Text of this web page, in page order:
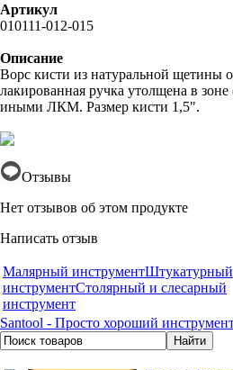
Артикул
010111-012-015
Описание
Ворс кисти из натуральной щетины
лакированная ручка утолщена в
иными ЛКМ. Размер кисти 1,5".
Отзывы
Нет отзывов об этом продукте
Написать отзыв
Малярный инструментШтукатурный
инструментСтолярный и слесарный
инструмент
Santool - Просто хороший